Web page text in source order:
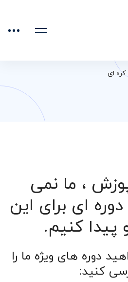
کره ای
، ما نمی
ای برای این
کنیم.
دوره های ویژه ما را
کنید: